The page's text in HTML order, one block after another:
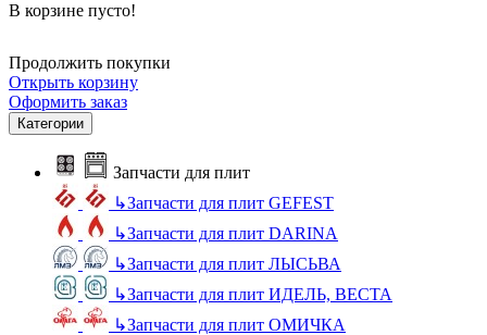
В корзине пусто!
Продолжить покупки
Открыть корзину
Оформить заказ
Категории
Запчасти для плит
↳Запчасти для плит GEFEST
↳Запчасти для плит DARINA
↳Запчасти для плит ЛЫСЬВА
↳Запчасти для плит ИДЕЛЬ, ВЕСТА
↳Запчасти для плит ОМИЧКА